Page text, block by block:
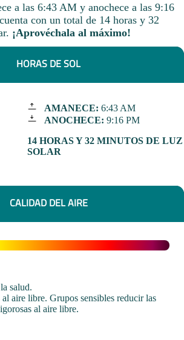
a las 6:43 AM y anochece a las 9:16
con un total de 14 horas y 32
¡Aprovéchala al máximo!
HORAS DE SOL
AMANECE: 6:43 AM
ANOCHECE: 9:16 PM
14 HORAS Y 32 MINUTOS DE LUZ
SOLAR
CALIDAD DEL AIRE
salud.
aire libre. Grupos sensibles reducir las
al aire libre.